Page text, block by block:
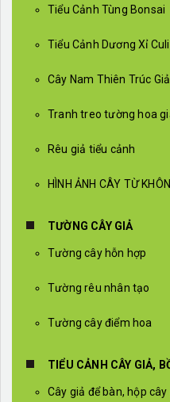
Tiểu Cảnh Tùng Bonsai
Tiểu Cảnh Dương Xỉ
Cây Nam Thiên Trúc
Tranh treo tường hoa
Rêu giả tiểu cảnh
HÌNH ẢNH CÂY TỪ
TƯỜNG CÂY GIẢ
Tường cây hỗn hợp
Tường rêu nhân tạo
Tường cây điểm hoa
TIỂU CẢNH CÂY GIẢ,
Cây giả để bàn, hộp